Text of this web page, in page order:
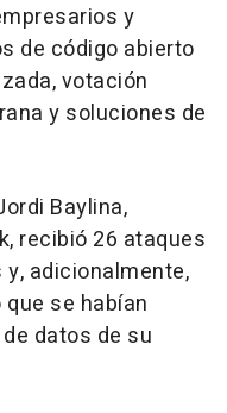
y
de código abierto
votación
y soluciones de
Baylina,
recibió 26 ataques
adicionalmente,
se habían
datos de su